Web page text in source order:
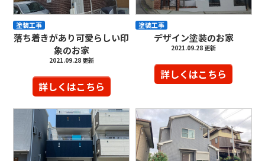
落ち着きがあり可愛らしい印
象のお家
2021.09.28 更新
詳しくはこちら
塗装工事
デザイン塗装のお家
2021.09.28 更新
詳しくはこちら
塗装工事